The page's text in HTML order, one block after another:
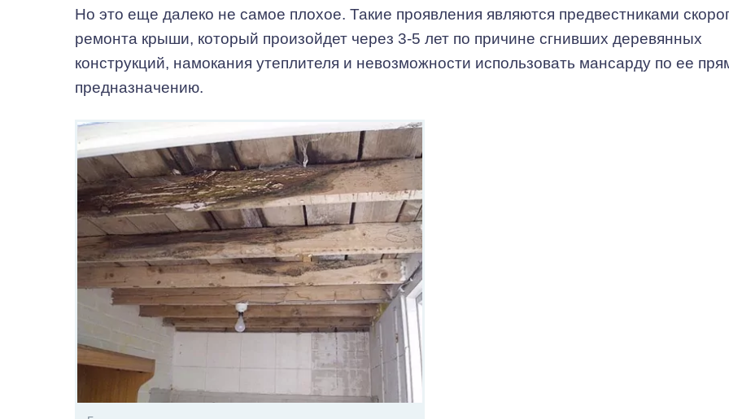
Но это еще далеко не самое плохое. Такие проявления являются предвестниками
ремонта крыши, который произойдет через 3-5 лет по причине сгнивших деревянных
конструкций, намокания утеплителя и невозможности использовать мансарду по ее
предназначению.